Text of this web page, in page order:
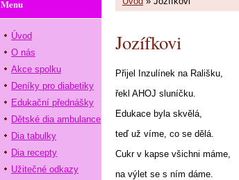
Jozífkovi
Přijel Inzulínek na Rališku,
řekl AHOJ sluníčku.
Edukace byla skvělá,
teď už víme, co se dělá.
Cukr v kapse všichni máme,
na výlet se s ním dáme.
Menu
Úvod
O nás
Akce spolku
Deníky pro diabetiky
Edukační přednášky
Dětské dia ambulance
Dia tabulky
Dia recepty
Užitečné odkazy